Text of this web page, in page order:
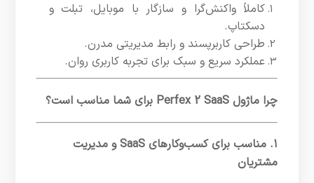
کاملاً واکنش‌گرا و سازگار با موبایل، تبلت و
دسکتاپ.
طراحی کاربرپسند و رابط مدیریتی مدرن.
عملکرد سریع و سبک برای تجربه کاربری روان.
چرا ماژول Perfex 2 SaaS برای شما مناسب است؟
۱. مناسب برای کسب‌وکارهای SaaS و مدیریت
مشتریان